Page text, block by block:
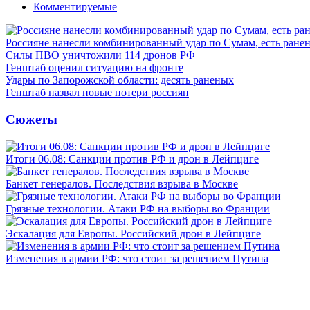
Комментируемые
Россияне нанесли комбинированный удар по Сумам, есть
Силы ПВО уничтожили 114 дронов РФ
Генштаб оценил ситуацию на фронте
Удары по Запорожской области: десять раненых
Генштаб назвал новые потери россиян
Сюжеты
Итоги 06.08: Санкции против РФ и дрон в Лейпциге
Банкет генералов. Последствия взрыва в Москве
Грязные технологии. Атаки РФ на выборы во Франции
Эскалация для Европы. Российский дрон в Лейпциге
Изменения в армии РФ: что стоит за решением Путина